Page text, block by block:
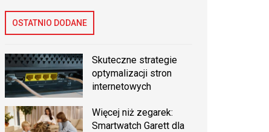
OSTATNIO DODANE
Skuteczne strategie
optymalizacji stron
internetowych
Więcej niż zegarek:
Smartwatch Garett dla